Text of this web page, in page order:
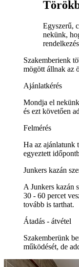
Egyszerű,
nekünk,
Szakemberienk
mögött állnak az
Ajánlatkérés
Mondja el
és ezt követően
Felmérés
Ha az ajánlatunk
egyeztett
Junkers kazán
A Junkers kazán
30 - 60 percet
tovább is tarthat.
Átadás - átvétel
Szakemberünk
működését, de